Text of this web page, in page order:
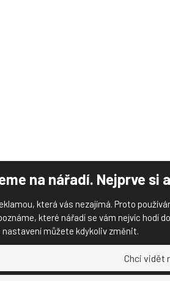
na nářadí. Nejprve si
která vás nezajímá. Proto
které nářadí se vám nejvíc hodí
nastavení můžete kdykoliv změnit.
Chci vidět